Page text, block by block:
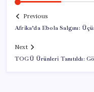
Previous
Afrika’da Ebola Salgını:
Next
TOGÜ Ürünleri Tanıtıldı: